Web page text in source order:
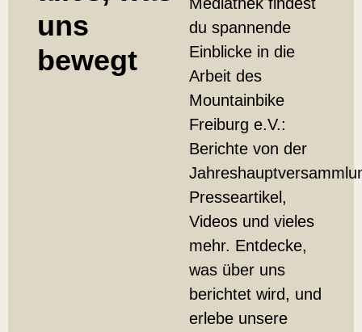
uns
bewegt
du spannende
Einblicke in die
Arbeit des
Mountainbike
Freiburg e.V.:
Berichte von der
Presseartikel,
Videos und vieles
mehr. Entdecke,
was über uns
berichtet wird, und
erlebe unsere